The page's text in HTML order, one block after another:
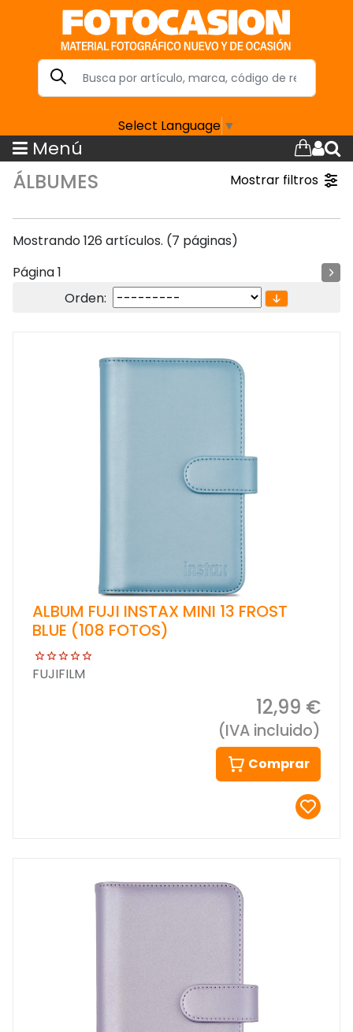
Select Language ▼
Menú
ÁLBUMES Mostrar filtros
Mostrando 126 artículos. (7 páginas)
Página 1
Orden:
ALBUM FUJI INSTAX MINI 13 FROST
BLUE (108 FOTOS)
FUJIFILM
12,99 €
(IVA incluido)
Comprar